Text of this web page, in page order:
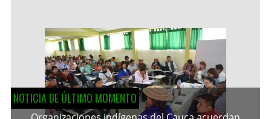
NOTICIA DE ÚLTIMO MOMENTO